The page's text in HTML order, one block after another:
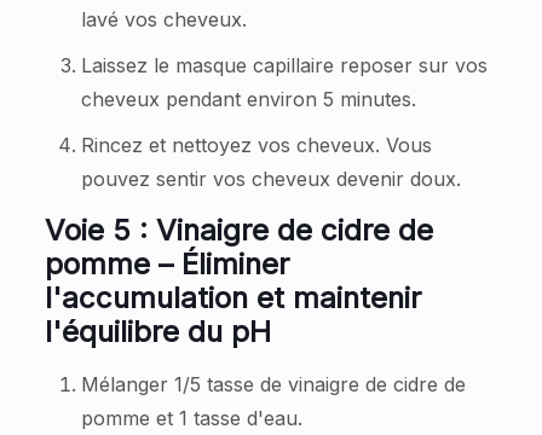
lavé vos cheveux.
Laissez le masque capillaire reposer sur vos
cheveux pendant environ 5 minutes.
Rincez et nettoyez vos cheveux. Vous
pouvez sentir vos cheveux devenir doux.
Voie 5 : Vinaigre de cidre de
pomme – Éliminer
l'accumulation et maintenir
l'équilibre du pH
Mélanger 1/5 tasse de vinaigre de cidre de
pomme et 1 tasse d'eau.